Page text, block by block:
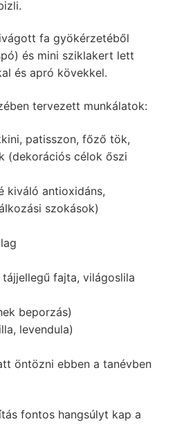
fa gyökérzetéből
és mini sziklakert lett
és apró kövekkel.
tervezett munkálatok:
patisszon, főző tök,
(dekorációs célok őszi
kiváló antioxidáns,
szokások)
fajta, világoslila
beporzás)
levendula)
öntözni ebben a tanévben
fontos hangsúlyt kap a